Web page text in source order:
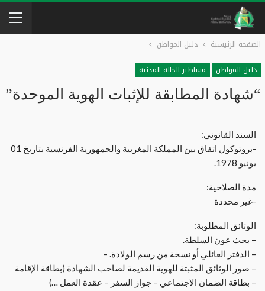
الصفحة الرئيسية
دليل المواطن
دليل المواطن
مساطير الحالة المدنية
“شهادة المطابقة للإثبات الهوية الموحدة”
السند القانوني:
-بروتوكول اتفاق بين المملكة المغربية والجمهورية الفرنسية بتاريخ 01
يونيو 1978.
مدة الصلاحية:
-غير محددة
الوثائق المطلوبة:
– بحث عون السلطة.
– الدفتر العائلي أو نسخة من رسم الولادة. –
– صور الوثائق المثبتة للهوية القديمة لصاحب الشهادة (بطاقة الإقامة
– بطاقة الضمان الاجتماعي – جواز السفر – عقدة العمل …)